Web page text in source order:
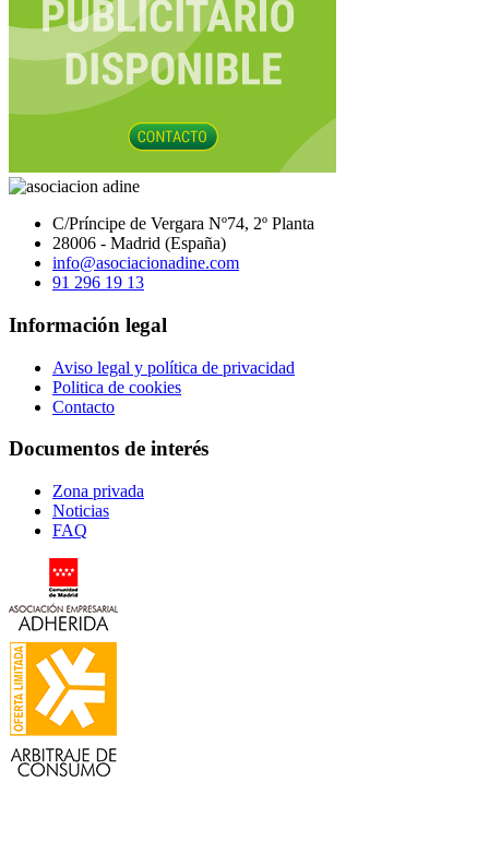
C/Príncipe de Vergara Nº74, 2º Planta
28006 - Madrid (España)
info@asociacionadine.com
91 296 19 13
Información legal
Aviso legal y política de privacidad
Politica de cookies
Contacto
Documentos de interés
Zona privada
Noticias
FAQ